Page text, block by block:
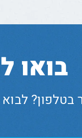
בואו
בטלפון? לבוא